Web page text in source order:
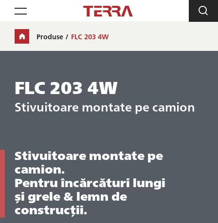
Toggle navigation
Produse FLC 203 4W
FLC 203 4W
Stivuitoare montate pe camion
Stivuitoare montate pe
camion.
Pentru încărcături lungi
și grele & lemn de
construcții.